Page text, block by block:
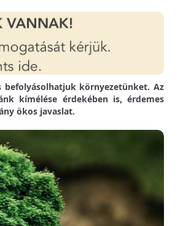
befolyásolhatjuk környezetünket. Az
kímélése érdekében is, érdemes
ökos javaslat.